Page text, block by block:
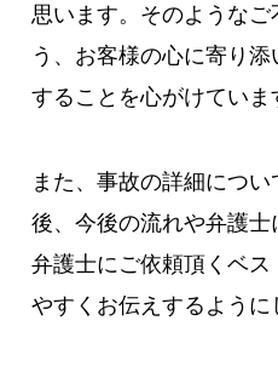
思います。そのようなご
う、お客様の心に寄り
することを心がけていま
また、事故の詳細につ
後、今後の流れや弁護士
弁護士にご依頼頂くベス
やすくお伝えするように